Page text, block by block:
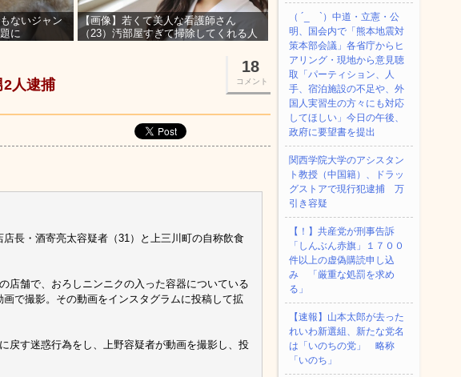
ないジャン
に
【画像】若くて美人な看護師さん
（23）汚部屋すぎて掃除してくれる人
18
コメント
人逮捕
長・酒寄亮太容疑者（31）と上三川町の自称飲食
店舗で、おろしニンニクの入った容器についている
で撮影。その動画をインスタグラムに投稿して拡
戻す迷惑行為をし、上野容疑者が動画を撮影し、投
（ ´_ゝ`）中道・立憲・公
明、国会内で「熊本地震対
策本部会議」各省庁からヒ
アリング・現地から意見聴
取「パーティション、人
手、宿泊施設の不足や、外
国人実習生の方々にも対応
してほしい」今日の午後、
政府に要望書を提出
関西学院大学のアシスタン
ト教授（中国籍）、ドラッ
グストアで現行犯逮捕 万
引き容疑
【！】共産党が刑事告訴
「しんぶん赤旗」１７００
件以上の虚偽購読申し込
み 「厳重な処罰を求め
る」
【速報】山本太郎が去った
れいわ新選組、新たな党名
は「いのちの党」 略称
「いのち」